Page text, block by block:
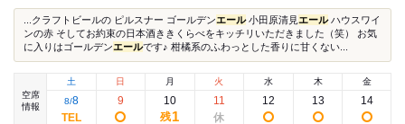
...クラフトビールの ピルスナー ゴールデンエール小田原清見 エールハウスワイ
ンの赤 そしてお約束の日本酒ききくらべをキッチリいただきました（笑） お気
に入りはゴールデンエールです♪ 柑橘系のふわっとした香りに甘くない...
空席
情報
土
8/8
日
9
月
10
残1
火
11
水
12
木
13
金
14